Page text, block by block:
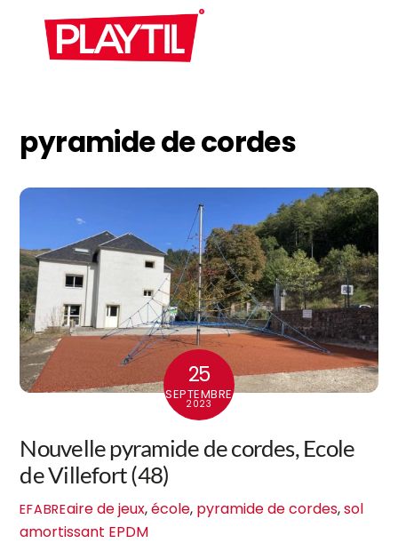
content
pyramide de cordes
25
SEPTEMBRE
2023
Nouvelle pyramide de cordes, Ecole
de Villefort (48)
EFABREaire de jeux,école, pyramide de cordes,sol
amortissant EPDM